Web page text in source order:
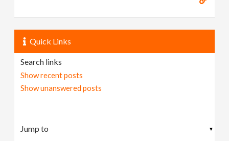
Quick Links
Search links
Show recent posts
Show unanswered posts
▼